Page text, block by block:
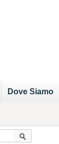
Dove Siamo